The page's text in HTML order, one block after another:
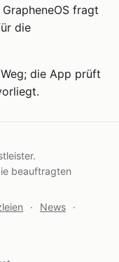
fragt
die
die App prüft
beauftragten
· News
·